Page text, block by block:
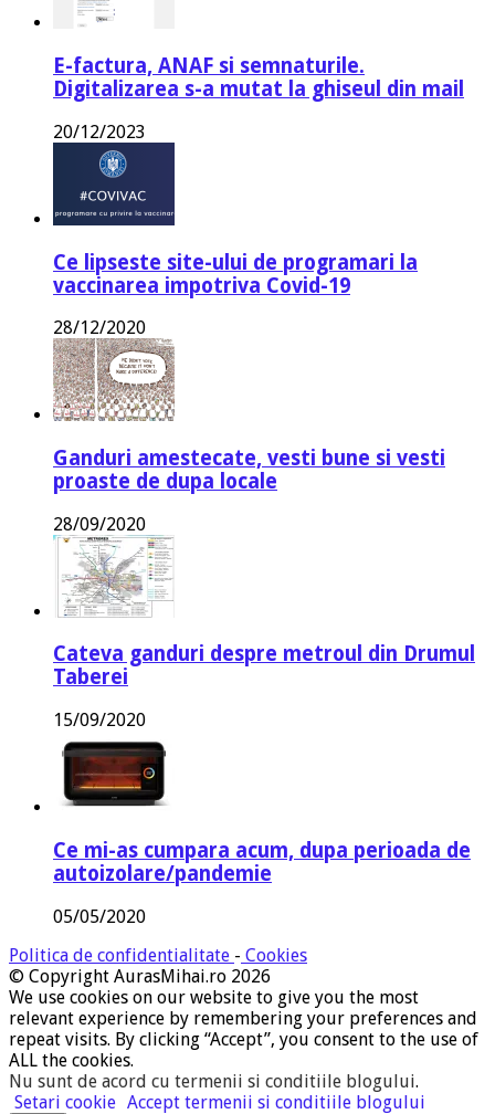
E-factura, ANAF si semnaturile.
Digitalizarea s-a mutat la ghiseul din mail
20/12/2023
Ce lipseste site-ului de programari la
vaccinarea impotriva Covid-19
28/12/2020
Ganduri amestecate, vesti bune si vesti
proaste de dupa locale
28/09/2020
Cateva ganduri despre metroul din Drumul
Taberei
15/09/2020
Ce mi-as cumpara acum, dupa perioada de
autoizolare/pandemie
05/05/2020
Politica de confidentialitate - Cookies
© Copyright AurasMihai.ro 2026
We use cookies on our website to give you the most
relevant experience by remembering your preferences and
repeat visits. By clicking “Accept”, you consent to the use of
ALL the cookies.
Nu sunt de acord cu termenii si conditiile blogului.
Setari cookie Accept termenii si conditiile blogului